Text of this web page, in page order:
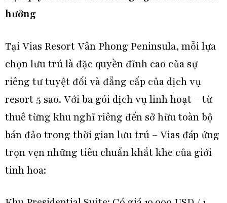
hưởng
Tại Vias Resort Vân Phong Peninsula, mỗi lựa
chọn lưu trú là đặc quyền đỉnh cao của sự
riêng tư tuyệt đối và đẳng cấp của dịch vụ
resort 5 sao. Với ba gói dịch vụ linh hoạt – từ
thuê từng khu nghỉ riêng đến sở hữu toàn bộ
bán đảo trong thời gian lưu trú – Vias đáp ứng
trọn vẹn những tiêu chuẩn khắt khe của giới
tinh hoa: